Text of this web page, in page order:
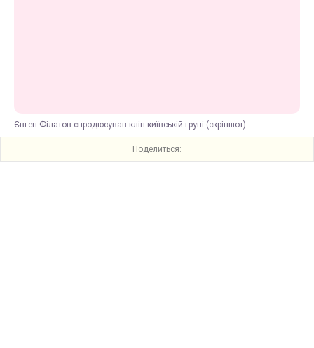
Євген Філатов спродюсував кліп київській групі (скріншот)
Поделиться: